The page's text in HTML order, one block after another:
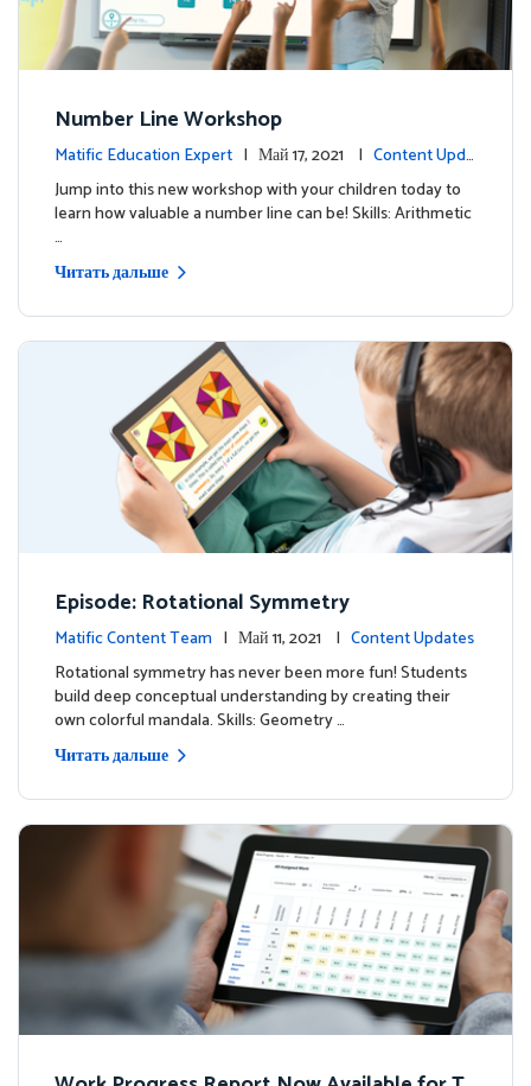
Number Line Workshop
Matific Education Expert | Май 17, 2021 | Content Upda
tes
Jump into this new workshop with your children today to
learn how valuable a number line can be! Skills: Arithmetic
…
Читать дальше
Episode: Rotational Symmetry
Matific Content Team | Май 11, 2021 | Content Updates
Rotational symmetry has never been more fun! Students
build deep conceptual understanding by creating their
own colorful mandala. Skills: Geometry …
Читать дальше